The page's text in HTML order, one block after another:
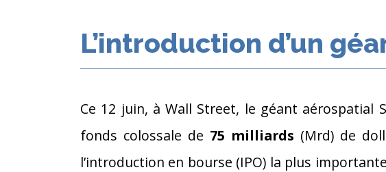
L’introduction d’un
Ce 12 juin, à Wall Street, le géant aérospatial
fonds colossale de 75 milliards (Mrd) de
l’introduction en bourse (IPO) la plus